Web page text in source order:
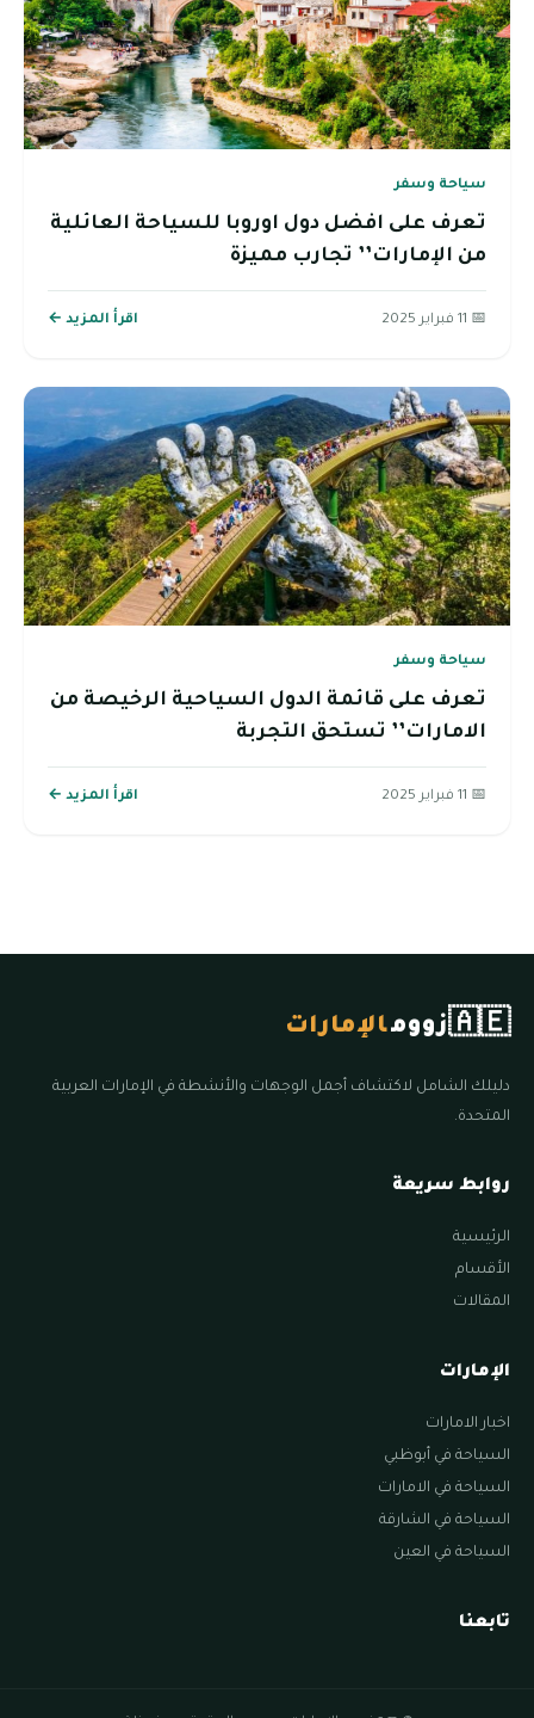
سياحة وسفر
تعرف على افضل دول اوروبا للسياحة العائلية
من الإمارات’’ تجارب مميزة
📅 11 فبراير 2025 اقرأ المزيد ←
سياحة وسفر
تعرف على قائمة الدول السياحية الرخيصة من
الامارات’’ تستحق التجربة
📅 11 فبراير 2025 اقرأ المزيد ←
🇦🇪زوومالإمارات
دليلك الشامل لاكتشاف أجمل الوجهات والأنشطة في الإمارات العربية
المتحدة.
روابط سريعة
الرئيسية
الأقسام
المقالات
الإمارات
اخبار الامارات
السياحة في أبوظبي
السياحة في الامارات
السياحة في الشارقة
السياحة في العين
تابعنا